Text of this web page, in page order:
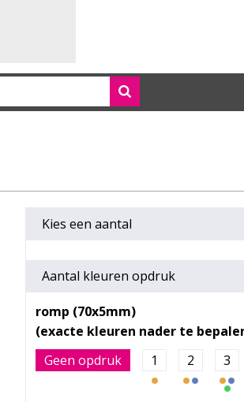
Kies een aantal
Aantal kleuren opdruk
romp (70x5mm)
Geen opdruk 1 2 3